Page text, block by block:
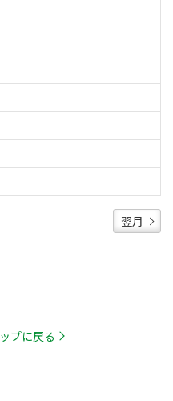
翌月
プに戻る